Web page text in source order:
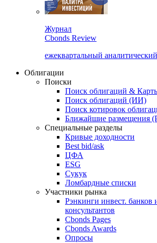
Журнал
Cbonds Review
ежеквартальный
Облигации
Поиски
Поиск облигаций &
Поиск облигаций (ИИ)
Поиск котировок
Ближайшие размещения
Специальные разделы
Кривые доходности
Best bid/ask
ЦФА
ESG
Сукук
Ломбардные списки
Участники рынка
Рэнкинги инвест. банков
консультантов
Cbonds Pages
Cbonds Awards
Опросы